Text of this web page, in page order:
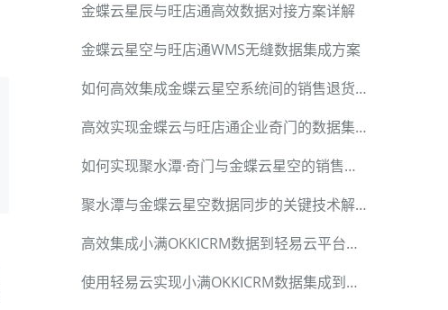
金蝶云星辰与旺店通高效数据对接方案详解
金蝶云星空与旺店通WMS无缝数据集成方案
如何高效集成金蝶云星空系统间的销售退货单数据
高效实现金蝶云与旺店通企业奇门的数据集成
如何实现聚水潭·奇门与金蝶云星空的销售退货数据同步
聚水潭与金蝶云星空数据同步的关键技术解析
高效集成小满OKKICRM数据到轻易云平台的技术分享
使用轻易云实现小满OKKICRM数据集成到钉钉的全流程分享